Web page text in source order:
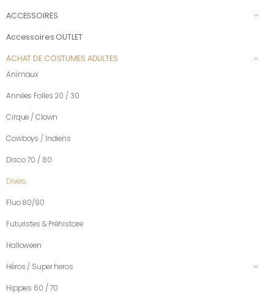
ACCESSOIRES
Accessoires OUTLET
ACHAT DE COSTUMES ADULTES
Animaux
Années Folles 20 / 30
Cirque / Clown
Cowboys / Indiens
Disco 70 / 80
Divers
Fluo 80/90
Futuristes & Préhistoire
Halloween
Héros / Super heros
Hippies 60 / 70